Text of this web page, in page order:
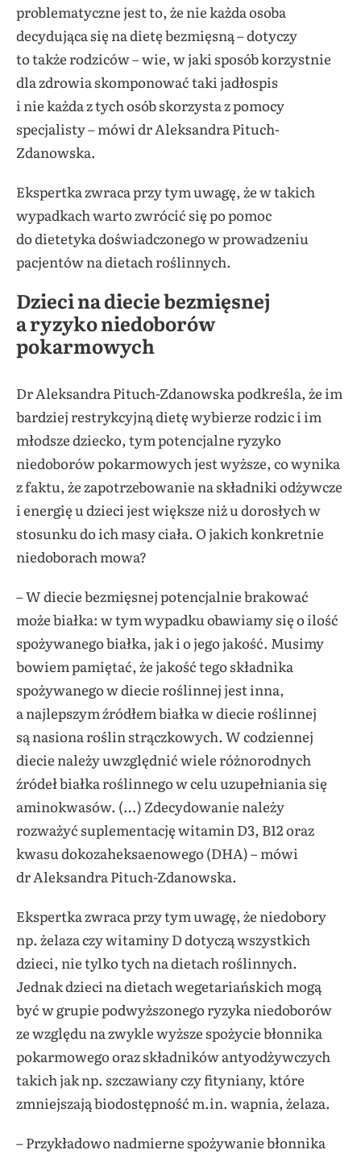
problematyczne jest to, że nie każda osoba
decydująca się na dietę bezmięsną – dotyczy
to także rodziców – wie, w jaki sposób korzystnie
dla zdrowia skomponować taki jadłospis
i nie każda z tych osób skorzysta z pomocy
specjalisty – mówi dr Aleksandra Pituch-
Zdanowska.
Ekspertka zwraca przy tym uwagę, że w takich
wypadkach warto zwrócić się po pomoc
do dietetyka doświadczonego w prowadzeniu
pacjentów na dietach roślinnych.
Dzieci na diecie bezmięsnej
a ryzyko niedoborów
pokarmowych
Dr Aleksandra Pituch-Zdanowska podkreśla, że im
bardziej restrykcyjną dietę wybierze rodzic i im
młodsze dziecko, tym potencjalne ryzyko
niedoborów pokarmowych jest wyższe, co wynika
z faktu, że zapotrzebowanie na składniki odżywcze
i energię u dzieci jest większe niż u dorosłych w
stosunku do ich masy ciała. O jakich konkretnie
niedoborach mowa?
– W diecie bezmięsnej potencjalnie brakować
może białka: w tym wypadku obawiamy się o ilość
spożywanego białka, jak i o jego jakość. Musimy
bowiem pamiętać, że jakość tego składnika
spożywanego w diecie roślinnej jest inna,
a najlepszym źródłem białka w diecie roślinnej
są nasiona roślin strączkowych. W codziennej
diecie należy uwzględnić wiele różnorodnych
źródeł białka roślinnego w celu uzupełniania się
aminokwasów. (…) Zdecydowanie należy
rozważyć suplementację witamin D3, B12 oraz
kwasu dokozaheksaenowego (DHA) – mówi
dr Aleksandra Pituch-Zdanowska.
Ekspertka zwraca przy tym uwagę, że niedobory
np. żelaza czy witaminy D dotyczą wszystkich
dzieci, nie tylko tych na dietach roślinnych.
Jednak dzieci na dietach wegetariańskich mogą
być w grupie podwyższonego ryzyka niedoborów
ze względu na zwykle wyższe spożycie błonnika
pokarmowego oraz składników antyodżywczych
takich jak np. szczawiany czy fityniany, które
zmniejszają biodostępność m.in. wapnia, żelaza.
– Przykładowo nadmierne spożywanie błonnika